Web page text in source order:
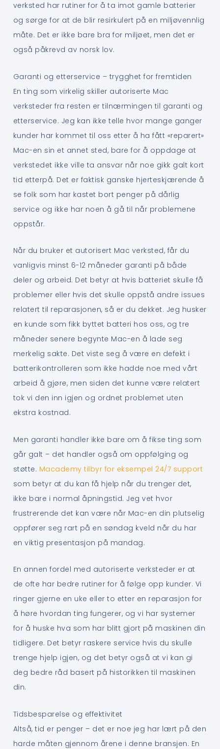
verksted har rutiner for å ta imot gamle batterier
og sørge for at de blir resirkulert på en miljøvennlig
måte. Det er ikke bare bra for miljøet, men det er
også påkrevd av norsk lov.
Garanti og etterservice – trygghet for fremtiden
En ting som virkelig skiller autoriserte Mac
verksteder fra resten er tilnærmingen til garanti og
etterservice. Jeg kan ikke telle hvor mange ganger
kunder har kommet til oss etter å ha fått «reparert»
Mac-en sin et annet sted, bare for å oppdage at
verkstedet ikke ville ta ansvar når noe gikk galt kort
tid etterpå. Det er faktisk ganske hjerteskjærende å
se folk som har kastet bort penger på dårlig
service og ikke har noen å gå til når problemene
oppstår.
Når du bruker et autorisert Mac verksted, får du
vanligvis minst 6-12 måneder garanti på både
deler og arbeid. Det betyr at hvis batteriet skulle få
problemer eller hvis det skulle oppstå andre issues
relatert til reparasjonen, så er du dekket. Jeg husker
en kunde som fikk byttet batteri hos oss, og tre
måneder senere begynte Mac-en å lade seg
merkelig sakte. Det viste seg å være en defekt i
batterikontrolleren som ikke hadde noe med vårt
arbeid å gjøre, men siden det kunne være relatert
tok vi den inn igjen og ordnet problemet uten
ekstra kostnad.
Men garanti handler ikke bare om å fikse ting som
går galt – det handler også om oppfølging og
støtte. Macademy tilbyr for eksempel 24/7 support
som betyr at du kan få hjelp når du trenger det,
ikke bare i normal åpningstid. Jeg vet hvor
frustrerende det kan være når Mac-en din plutselig
oppfører seg rart på en søndag kveld når du har
en viktig presentasjon på mandag.
En annen fordel med autoriserte verksteder er at
de ofte har bedre rutiner for å følge opp kunder. Vi
ringer gjerne en uke eller to etter en reparasjon for
å høre hvordan ting fungerer, og vi har systemer
for å huske hva som har blitt gjort på maskinen din
tidligere. Det betyr raskere service hvis du skulle
trenge hjelp igjen, og det betyr også at vi kan gi
deg bedre råd basert på historikken til maskinen
din.
Tidsbesparelse og effektivitet
Altså, tid er penger – det er noe jeg har lært på den
harde måten gjennom årene i denne bransjen. En